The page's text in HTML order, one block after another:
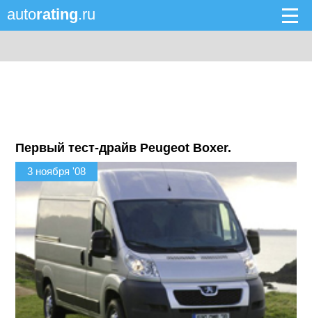
autorating.ru
Первый тест-драйв Peugeot Boxer.
3 ноября '08